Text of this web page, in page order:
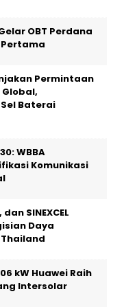
OBT Perdana
Pertama
Permintaan
Global,
Baterai
WBBA
Komunikasi
SINEXCEL
Daya
kW Huawei Raih
Intersolar